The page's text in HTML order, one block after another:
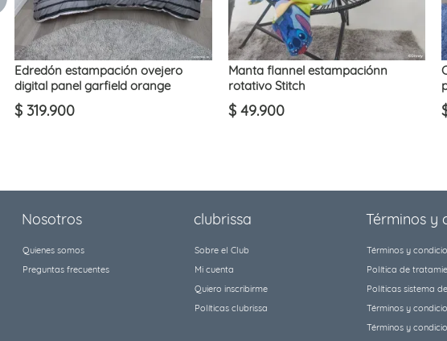
Edredón estampación ovejero
digital panel garfield orange
$ 319.900
Manta flannel estampaciónn
rotativo Stitch
$ 49.900
Nosotros
Quienes somos
Preguntas frecuentes
clubrissa
Sobre el Club
Mi cuenta
Quiero inscribirme
Políticas clubrissa
Términos y
Términos y
Política de
Políticas sistema
Términos y
Términos y